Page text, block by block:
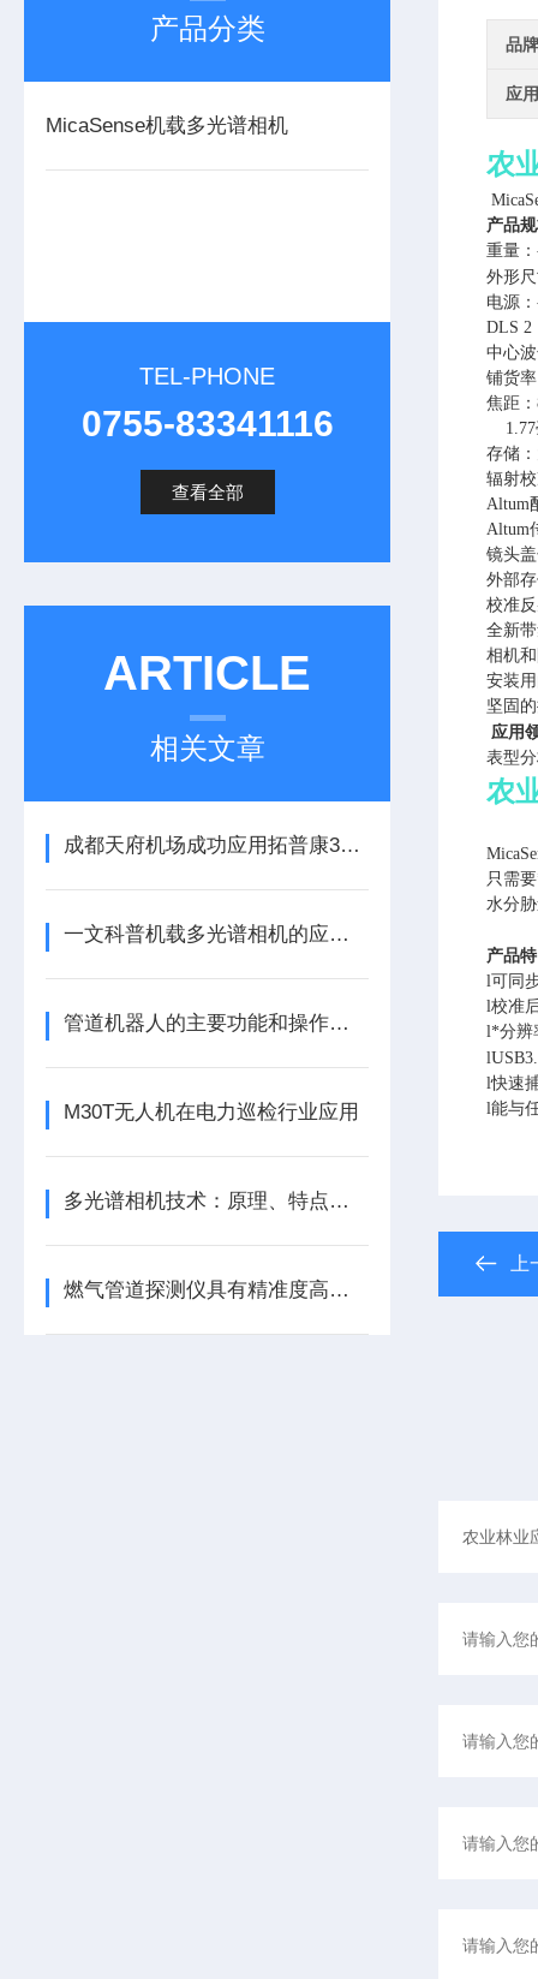
产品分类
MicaSense机载多光谱相机
TEL-PHONE
0755-83341116
查看全部
ARTICLE
相关文章
成都天府机场成功应用拓普康3D毫米GPS摊铺控制系统
一文科普机载多光谱相机的应用与使用维护
管道机器人的主要功能和操作保养介绍
M30T无人机在电力巡检行业应用
多光谱相机技术：原理、特点与应用综述
燃气管道探测仪具有精准度高、抗干扰强等特点
品牌
应
农
产品
重量
外形
电源
DLS 2
中心
铺货
焦距
1.77
存储
辐射
Altum
Altum
镜头
外部
校准
全新
相机
安装
坚固
应用
表型
农
只需
水分
产品
l可同
l校准
l*分辨
lUSB
l快速
l能与